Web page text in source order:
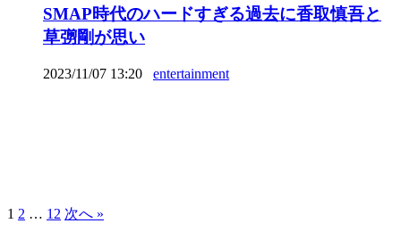
SMAP時代のハードすぎる過去に香取慎吾と
草彅剛が思い
2023/11/07 13:20 entertainment
1 2 … 12 次へ »